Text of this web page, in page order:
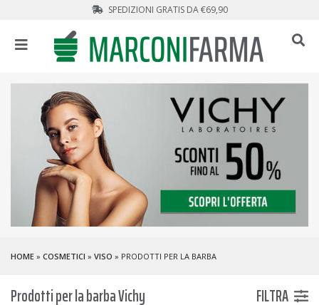
SPEDIZIONI GRATIS DA €69,90
HOME » COSMETICI » VISO » PRODOTTI PER LA BARBA
Prodotti per la barba Vichy FILTRA